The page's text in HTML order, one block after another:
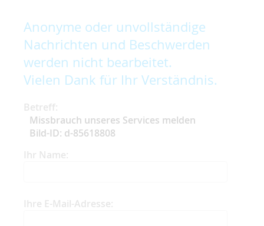
Anonyme oder unvollständige
Nachrichten und Beschwerden
werden nicht bearbeitet.
Vielen Dank für Ihr Verständnis.
Betreff:
Missbrauch unseres Services melden
Bild-ID: d-85618808
Ihr Name:
Ihre E-Mail-Adresse: